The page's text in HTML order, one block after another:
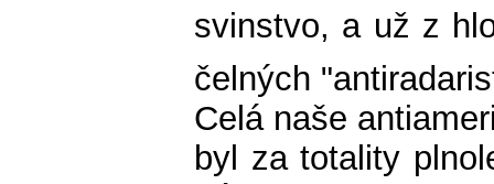
svinstvo, a už z
čelných
Celá naše
byl za totality